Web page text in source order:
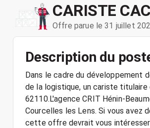
CARISTE
Offre parue le 31 juillet
Description du
Dans le cadre du développement
de la logistique, un cariste titulaire
62110.L'agence CRIT Hénin-
Courcelles les Lens. Si vous avez
cette offre devrait vous intéresser